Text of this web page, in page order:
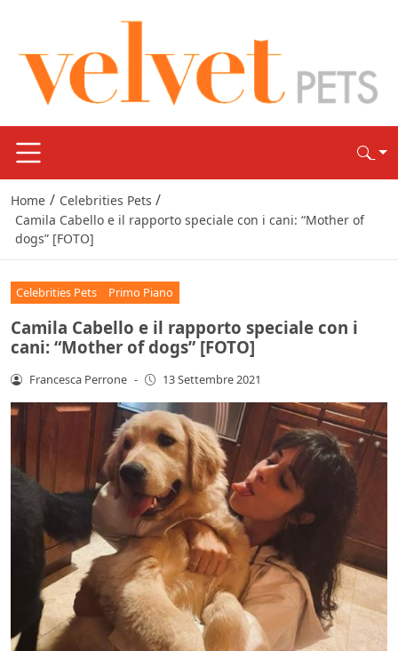
Home / Celebrities Pets /
Camila Cabello e il rapporto speciale con i cani: “Mother of
dogs” [FOTO]
Celebrities Pets Primo Piano
Camila Cabello e il rapporto speciale con i
cani: “Mother of dogs” [FOTO]
Francesca Perrone - 13 Settembre 2021